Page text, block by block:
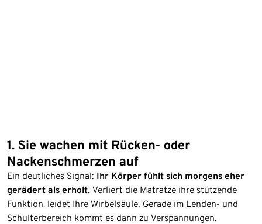
1. Sie wachen mit Rücken- oder
Nackenschmerzen auf
Ein deutliches Signal: Ihr Körper fühlt sich morgens eher
gerädert als erholt. Verliert die Matratze ihre stützende
Funktion, leidet Ihre Wirbelsäule. Gerade im Lenden- und
Schulterbereich kommt es dann zu Verspannungen.